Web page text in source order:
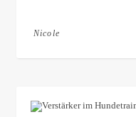
Nicole